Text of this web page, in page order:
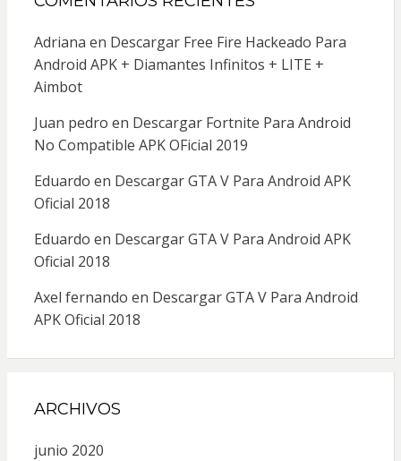
Adriana en Descargar Free Fire Hackeado Para
Android APK + Diamantes Infinitos + LITE +
Aimbot
Juan pedro en Descargar Fortnite Para Android
No Compatible APK OFicial 2019
Eduardo en Descargar GTA V Para Android APK
Oficial 2018
Eduardo en Descargar GTA V Para Android APK
Oficial 2018
Axel fernando en Descargar GTA V Para Android
APK Oficial 2018
ARCHIVOS
junio 2020